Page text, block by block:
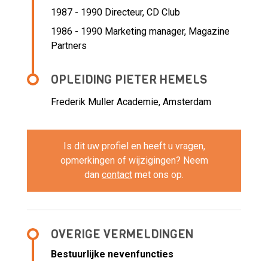
1987 - 1990 Directeur, CD Club
1986 - 1990 Marketing manager, Magazine
Partners
OPLEIDING PIETER HEMELS
Frederik Muller Academie, Amsterdam
Is dit uw profiel en heeft u vragen,
opmerkingen of wijzigingen? Neem
dan contact met ons op.
OVERIGE VERMELDINGEN
Bestuurlijke nevenfuncties